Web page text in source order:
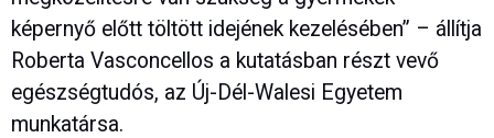
képernyő előtt töltött idejének kezelésében” – állítja
Roberta Vasconcellos a kutatásban részt vevő
egészségtudós, az Új-Dél-Walesi Egyetem
munkatársa.